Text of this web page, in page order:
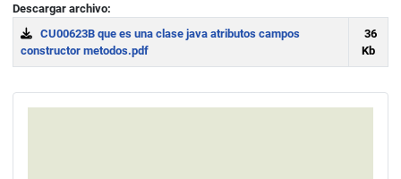
Descargar archivo:
CU00623B que es una clase java atributos campos
constructor metodos.pdf
36
Kb